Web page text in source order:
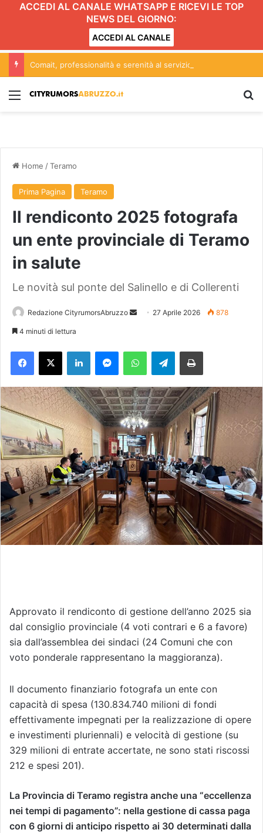
ACCEDI AL CANALE WHATSAPP E RICEVI LE TOP
NEWS DEL GIORNO:
ACCEDI AL CANALE
Comait, professionalità e serenità al servizio dei progetti
Menu
Home /Teramo
Prima Pagina Teramo
Il rendiconto 2025 fotografa
un ente provinciale di Teramo
in salute
Le novità sul ponte del Salinello e di Collerenti
Redazione CityrumorsAbruzzo
a
n
'
e
m
a
i
l
27 Aprile 2026 878
4 minuti di lettura
Telegram
Approvato il rendiconto di gestione dell’anno 2025 sia
dal consiglio provinciale (4 voti contrari e 6 a favore)
sia dall’assemblea dei sindaci (24 Comuni che con
voto ponderale rappresentano la maggioranza).
Il documento finanziario fotografa un ente con
capacità di spesa (130.834.740 milioni di fondi
effettivamente impegnati per la realizzazione di opere
e investimenti pluriennali) e velocità di gestione (su
329 milioni di entrate accertate, ne sono stati riscossi
212 e spesi 201).
La Provincia di Teramo registra anche una “eccellenza
nei tempi di pagamento”: nella gestione di cassa paga
con 6 giorni di anticipo rispetto ai 30 determinati dalla